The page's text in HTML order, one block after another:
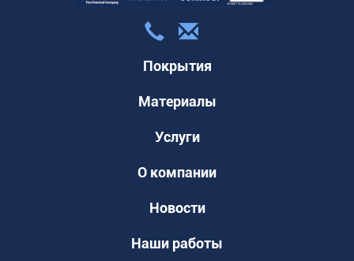
Покрытия
Материалы
Услуги
О компании
Новости
Наши работы